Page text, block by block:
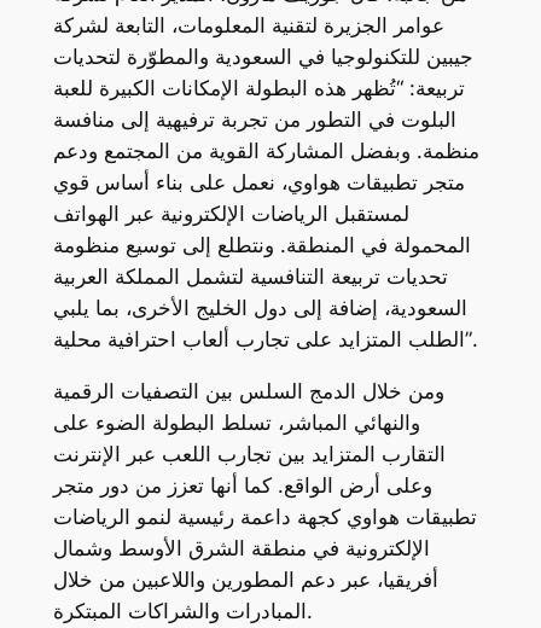
عوامر الجزيرة لتقنية المعلومات، التابعة لشركة
جيبين للتكنولوجيا في السعودية والمطوّرة لتحديات
تربيعة: “تُظهر هذه البطولة الإمكانات الكبيرة للعبة
البلوت في التطور من تجربة ترفيهية إلى منافسة
منظمة. وبفضل المشاركة القوية من المجتمع ودعم
متجر تطبيقات هواوي، نعمل على بناء أساس قوي
لمستقبل الرياضات الإلكترونية عبر الهواتف
المحمولة في المنطقة. ونتطلع إلى توسيع منظومة
تحديات تربيعة التنافسية لتشمل المملكة العربية
السعودية، إضافة إلى دول الخليج الأخرى، بما يلبي
الطلب المتزايد على تجارب ألعاب احترافية محلية”.
ومن خلال الدمج السلس بين التصفيات الرقمية
والنهائي المباشر، تسلط البطولة الضوء على
التقارب المتزايد بين تجارب اللعب عبر الإنترنت
وعلى أرض الواقع. كما أنها تعزز من دور متجر
تطبيقات هواوي كجهة داعمة رئيسية لنمو الرياضات
الإلكترونية في منطقة الشرق الأوسط وشمال
أفريقيا، عبر دعم المطورين واللاعبين من خلال
المبادرات والشراكات المبتكرة.